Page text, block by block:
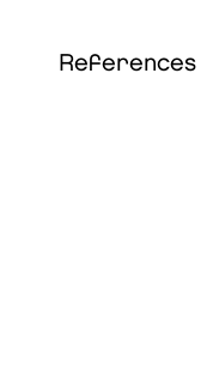
References